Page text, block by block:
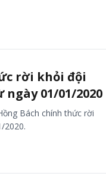
rời khỏi đội
01/01/2020
Bách chính thức rời
2020.